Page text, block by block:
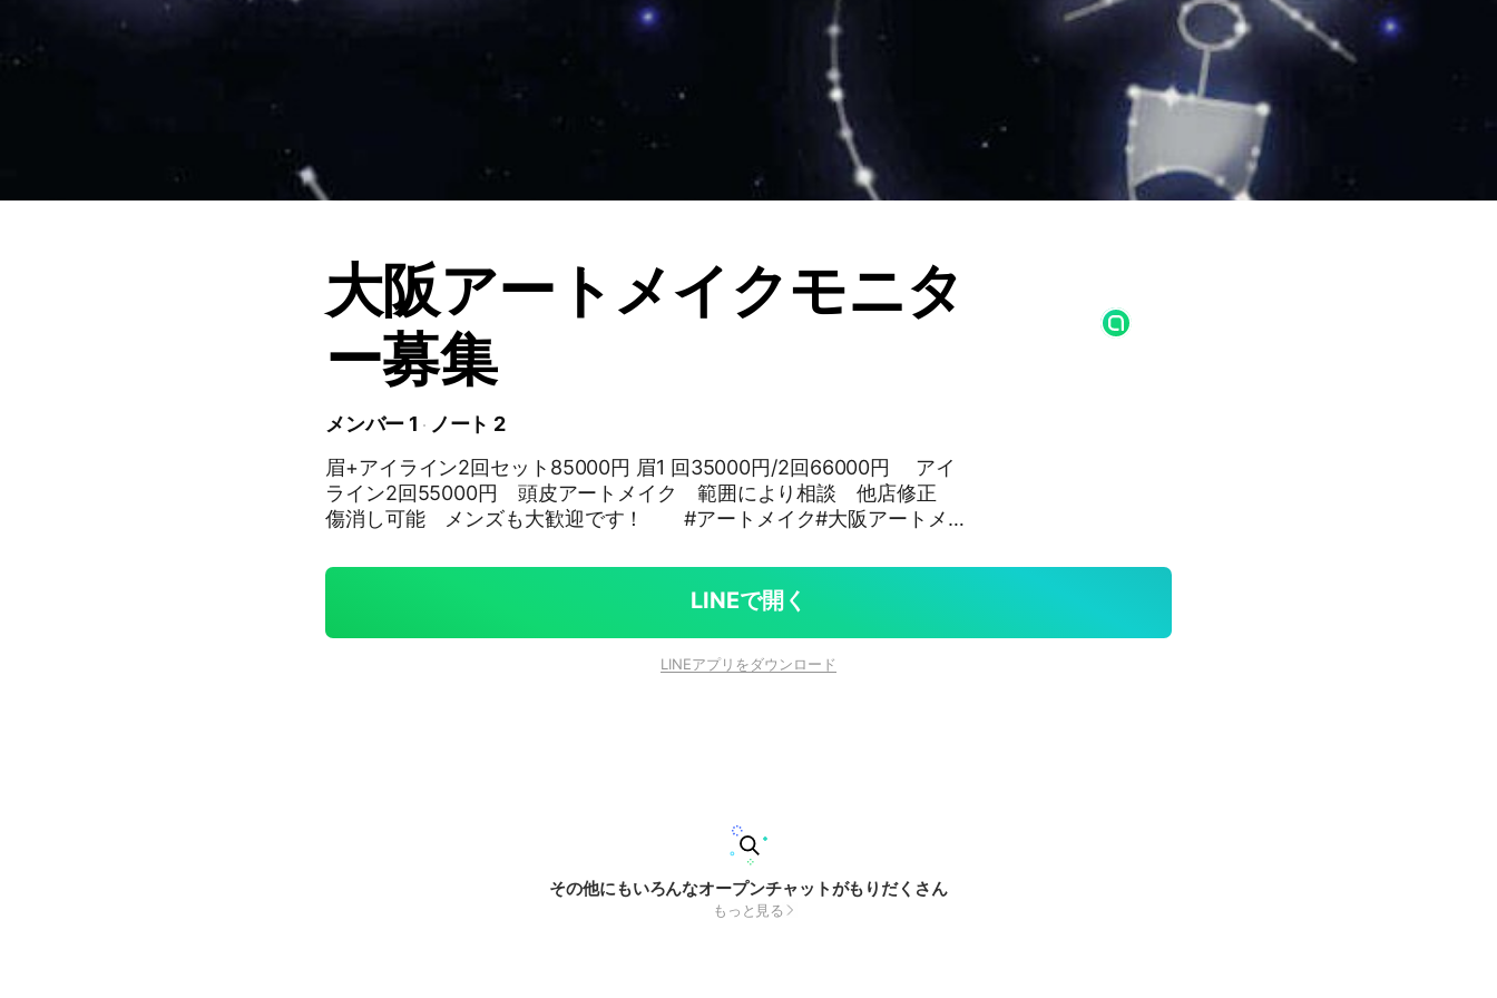
大阪アートメイクモニタ
ー募集
メンバー 1
ノート 2
眉+アイライン2回セット85000円 眉1 回35000円/2回66000円 アイ
ライン2回55000円 頭皮アートメイク 範囲により相談 他店修正
傷消し可能 メンズも大歓迎です！ #アートメイク#大阪アートメイ
LINEで開く
LINEアプリをダウンロード
その他にもいろんなオープンチャットがもりだくさん
もっと見る